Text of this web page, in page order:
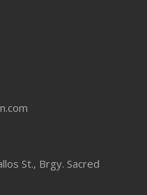
St., Brgy. Sacred